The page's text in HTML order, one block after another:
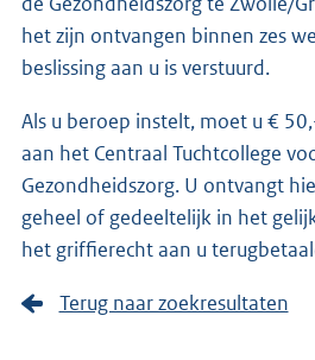
het zijn ontvangen binnen zes
beslissing aan u is verstuurd.
Als u beroep instelt, moet u €
aan het Centraal Tuchtcollege
Gezondheidszorg. U ontvangt
geheel of gedeeltelijk in het
het griffierecht aan u
Terug naar zoekresultaten